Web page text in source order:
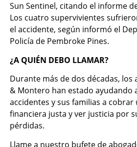
Sun Sentinel, citando el informe
Los cuatro supervivientes
el accidente, según informó el
Policía de Pembroke Pines.
¿A QUIÉN DEBO LLAMAR?
Durante más de dos décadas, los
& Montero han estado ayudando
accidentes y sus familias a
financiera justa y ver justicia por
pérdidas.
Llame a nuestro bufete de